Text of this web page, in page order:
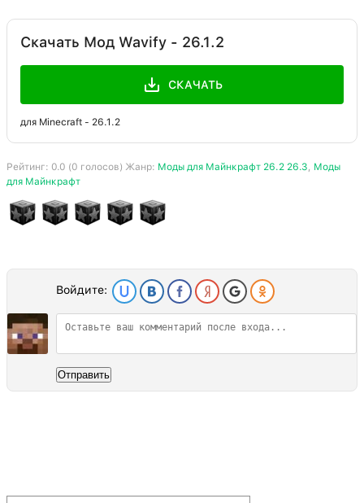
Скачать Мод Wavify - 26.1.2
СКАЧАТЬ
для Minecraft - 26.1.2
Рейтинг: 0.0 (0 голосов) Жанр: Моды для Майнкрафт 26.2 26.3, Моды
для Майнкрафт
Войдите:
Отправить